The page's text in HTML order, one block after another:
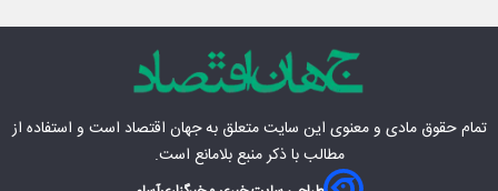
تمام حقوق مادی‌ و معنوی این سایت متعلق بهجهان اقتصاد است و استفاده از
مطالب با ذکر منبع بلامانع است.